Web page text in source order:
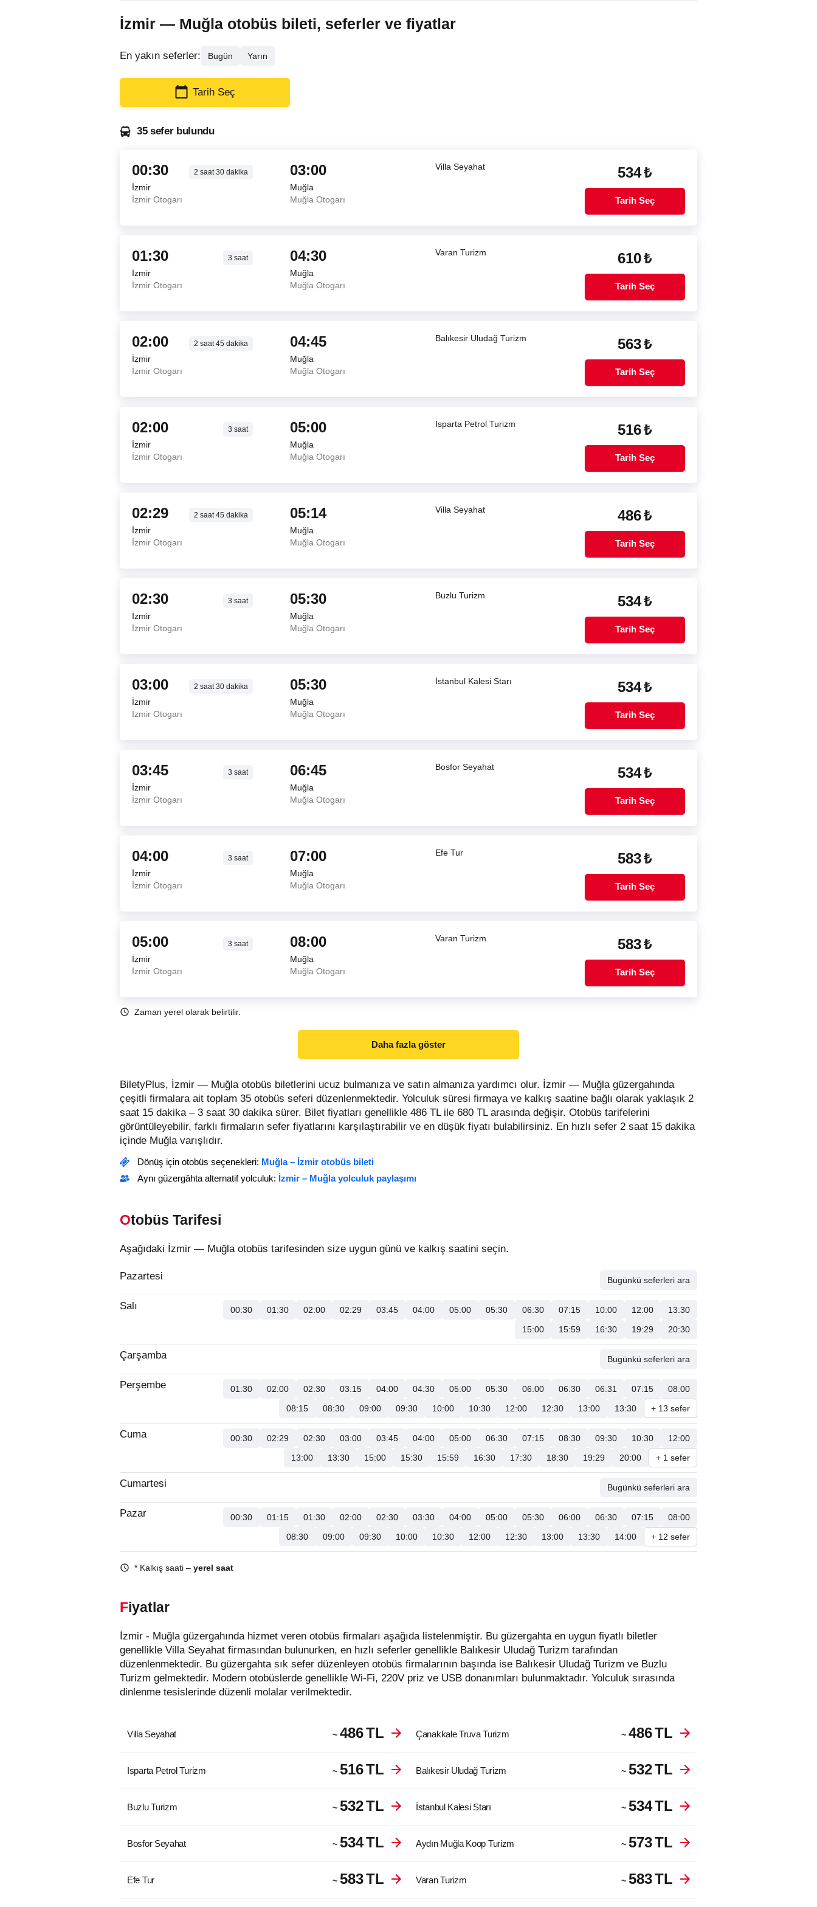
İzmir — Muğla otobüs bileti, seferler ve fiyatlar
En yakın seferler: Bugün Yarın
Tarih Seç
35 sefer bulundu
00:30 2 saat30 dakika
İzmir
İzmir Otogarı
03:00
Muğla
Muğla Otogarı
Villa Seyahat 534₺
Tarih Seç
01:30 3 saat
İzmir
İzmir Otogarı
04:30
Muğla
Muğla Otogarı
Varan Turizm 610₺
Tarih Seç
02:00 2 saat45 dakika
İzmir
İzmir Otogarı
04:45
Muğla
Muğla Otogarı
Balıkesir Uludağ Turizm 563₺
Tarih Seç
02:00 3 saat
İzmir
İzmir Otogarı
05:00
Muğla
Muğla Otogarı
Isparta Petrol Turizm 516₺
Tarih Seç
02:29 2 saat45 dakika
İzmir
İzmir Otogarı
05:14
Muğla
Muğla Otogarı
Villa Seyahat 486₺
Tarih Seç
02:30 3 saat
İzmir
İzmir Otogarı
05:30
Muğla
Muğla Otogarı
Buzlu Turizm 534₺
Tarih Seç
03:00 2 saat30 dakika
İzmir
İzmir Otogarı
05:30
Muğla
Muğla Otogarı
İstanbul Kalesi Starı 534₺
Tarih Seç
03:45 3 saat
İzmir
İzmir Otogarı
06:45
Muğla
Muğla Otogarı
Bosfor Seyahat 534₺
Tarih Seç
04:00 3 saat
İzmir
İzmir Otogarı
07:00
Muğla
Muğla Otogarı
Efe Tur 583₺
Tarih Seç
05:00 3 saat
İzmir
İzmir Otogarı
08:00
Muğla
Muğla Otogarı
Varan Turizm 583₺
Tarih Seç
Zaman yerel olarak belirtilir.
Daha fazla göster
BiletyPlus, İzmir — Muğla otobüs biletlerini ucuz bulmanıza ve satın almanıza yardımcı olur. İzmir — Muğla güzergahında
çeşitli firmalara ait toplam 35 otobüs seferi düzenlenmektedir. Yolculuk süresi firmaya ve kalkış saatine bağlı olarak yaklaşık 2
saat 15 dakika – 3 saat 30 dakika sürer. Bilet fiyatları genellikle 486 TL ile 680 TL arasında değişir. Otobüs tarifelerini
görüntüleyebilir, farklı firmaların sefer fiyatlarını karşılaştırabilir ve en düşük fiyatı bulabilirsiniz. En hızlı sefer 2 saat 15 dakika
içinde Muğla varışlıdır.
Dönüş için otobüs seçenekleri: Muğla – İzmir otobüs bileti
Aynı güzergâhta alternatif yolculuk: İzmir – Muğla yolculuk paylaşımı
Otobüs Tarifesi
Aşağıdaki İzmir — Muğla otobüs tarifesinden size uygun günü ve kalkış saatini seçin.
Pazartesi Bugünkü seferleri ara
Salı 00:30 01:30 02:00 02:29 03:45 04:00 05:00 05:30 06:30 07:15 10:00 12:00
13:30
15:00
15:59 16:30 19:29 20:30
Çarşamba Bugünkü seferleri ara
Perşembe 01:30 02:00 02:30 03:15 04:00 04:30 05:00 05:30 06:00 06:30 06:31 07:15
08:00
08:15
08:30 09:00 09:30 10:00 10:30 12:00 12:30 13:00 13:30 + 13 sefer
Cuma 00:30 02:29 02:30 03:00 03:45 04:00 05:00 06:30 07:15 08:30 09:30 10:30
12:00
13:00
13:30 15:00 15:30 15:59 16:30 17:30 18:30 19:29 20:00 + 1 sefer
Cumartesi Bugünkü seferleri ara
Pazar 00:30 01:15 01:30 02:00 02:30 03:30 04:00 05:00 05:30 06:00 06:30 07:15
08:00
08:30
09:00 09:30 10:00 10:30 12:00 12:30 13:00 13:30 14:00 + 12 sefer
* Kalkış saati – yerel saat
Fiyatlar
İzmir - Muğla güzergahında hizmet veren otobüs firmaları aşağıda listelenmiştir. Bu güzergahta en uygun fiyatlı biletler
genellikle Villa Seyahat firmasından bulunurken, en hızlı seferler genellikle Balıkesir Uludağ Turizm tarafından
düzenlenmektedir. Bu güzergahta sık sefer düzenleyen otobüs firmalarının başında ise Balıkesir Uludağ Turizm ve Buzlu
Turizm gelmektedir. Modern otobüslerde genellikle Wi-Fi, 220V priz ve USB donanımları bulunmaktadır. Yolculuk sırasında
dinlenme tesislerinde düzenli molalar verilmektedir.
Villa Seyahat ~ 486TL Çanakkale Truva Turizm ~ 486TL
Isparta Petrol Turizm ~ 516TL Balıkesir Uludağ Turizm ~ 532TL
Buzlu Turizm ~ 532TL İstanbul Kalesi Starı ~ 534TL
Bosfor Seyahat ~ 534TL Aydın Muğla Koop Turizm ~ 573TL
Efe Tur ~ 583TL Varan Turizm ~ 583TL